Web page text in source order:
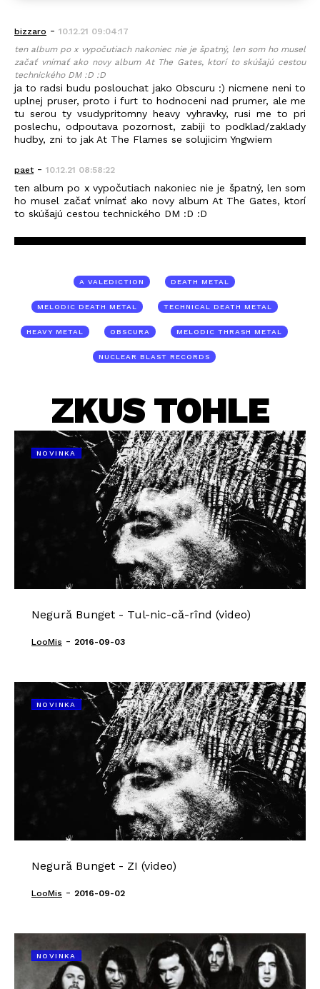
bizzaro - 10.12.21 09:04:17
ten album po x vypočutiach nakoniec nie je špatný, len som ho musel
začať vnímať ako novy album At The Gates, ktorí to skúšajú cestou
technického DM :D :D
ja to radsi budu poslouchat jako Obscuru :) nicmene neni to
uplnej pruser, proto i furt to hodnoceni nad prumer, ale me
tu serou ty vsudypritomny heavy vyhravky, rusi me to pri
poslechu, odpoutava pozornost, zabiji to podklad/zaklady
hudby, zni to jak At The Flames se solujicim Yngwiem
paet- 10.12.21 08:58:22
ten album po x vypočutiach nakoniec nie je špatný, len som
ho musel začať vnímať ako novy album At The Gates, ktorí
to skúšajú cestou technického DM :D :D
A VALEDICTION DEATH METAL
MELODIC DEATH METAL TECHNICAL DEATH METAL
HEAVY METAL OBSCURA MELODIC THRASH METAL
NUCLEAR BLAST RECORDS
ZKUS TOHLE
NOVINKA
Negură Bunget - Tul-nic-că-rînd (video)
LooMis - 2016-09-03
NOVINKA
Negură Bunget - ZI (video)
LooMis - 2016-09-02
NOVINKA